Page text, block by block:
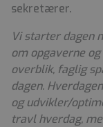
sekretærer.
Vi starter dagen
om opgaverne
overblik, faglig
dagen.
og udvikler/
travl hverdag,